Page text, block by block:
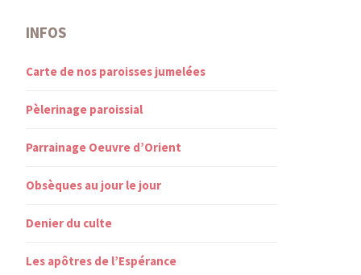
INFOS
Carte de nos paroisses jumelées
Pèlerinage paroissial
Parrainage Oeuvre d’Orient
Obsèques au jour le jour
Denier du culte
Les apôtres de l’Espérance